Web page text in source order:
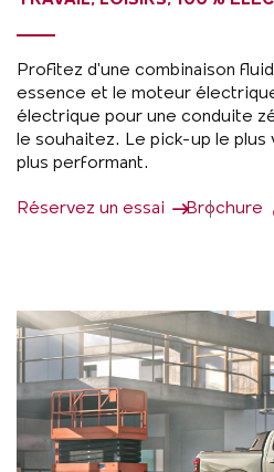
Profitez d'une combinaison
essence et le moteur
électrique pour une conduite
le souhaitez. Le pick-up le
plus performant.
Réservez un essai Brochure